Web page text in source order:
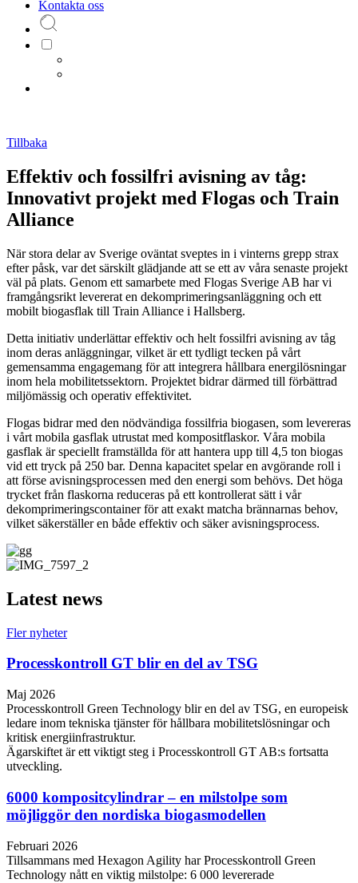
Kontakta oss
Tillbaka
Effektiv och fossilfri avisning av tåg:
Innovativt projekt med Flogas och Train
Alliance
När stora delar av Sverige oväntat sveptes in i vinterns grepp strax
efter påsk, var det särskilt glädjande att se ett av våra senaste projekt
väl på plats. Genom ett samarbete med Flogas Sverige AB har vi
framgångsrikt levererat en dekomprimeringsanläggning och ett
mobilt biogasflak till Train Alliance i Hallsberg.
Detta initiativ underlättar effektiv och helt fossilfri avisning av tåg
inom deras anläggningar, vilket är ett tydligt tecken på vårt
gemensamma engagemang för att integrera hållbara energilösningar
inom hela mobilitetssektorn. Projektet bidrar därmed till förbättrad
miljömässig och operativ effektivitet.
Flogas bidrar med den nödvändiga fossilfria biogasen, som levereras
i vårt mobila gasflak utrustat med kompositflaskor. Våra mobila
gasflak är speciellt framställda för att hantera upp till 4,5 ton biogas
vid ett tryck på 250 bar. Denna kapacitet spelar en avgörande roll i
att förse avisningsprocessen med den energi som behövs. Det höga
trycket från flaskorna reduceras på ett kontrollerat sätt i vår
dekomprimeringscontainer för att exakt matcha brännarnas behov,
vilket säkerställer en både effektiv och säker avisningsprocess.
Latest news
Fler nyheter
Processkontroll GT blir en del av TSG
Maj 2026
Processkontroll Green Technology blir en del av TSG, en europeisk
ledare inom tekniska tjänster för hållbara mobilitetslösningar och
kritisk energiinfrastruktur.
Ägarskiftet är ett viktigt steg i Processkontroll GT AB:s fortsatta
utveckling.
6000 kompositcylindrar – en milstolpe som
möjliggör den nordiska biogasmodellen
Februari 2026
Tillsammans med Hexagon Agility har Processkontroll Green
Technology nått en viktig milstolpe: 6 000 levererade